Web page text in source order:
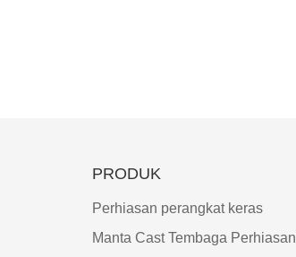
PRODUK
Perhiasan perangkat keras
Manta Cast Tembaga Perhiasan